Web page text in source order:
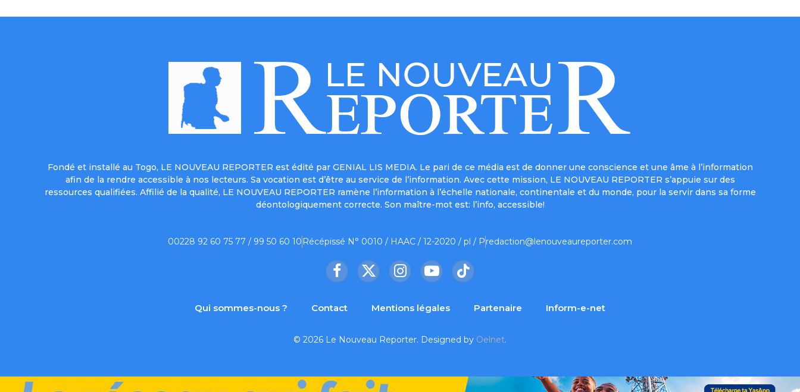
Fondé et installé au Togo, LE NOUVEAU REPORTER est édité par GENIAL LIS MEDIA. Le pari de ce média est de donner une conscience et une âme à l’information
afin de la rendre accessible à nos lecteurs. Sa vocation est d’être au service de l’information. Avec cette mission, LE NOUVEAU REPORTER s’appuie sur des
ressources qualifiées. Affilié de la qualité, LE NOUVEAU REPORTER ramène l’information à l’échelle nationale, continentale et du monde, pour la servir dans sa forme
déontologiquement correcte. Son maître-mot est: l’info, accessible!
00228 92 60 75 77 / 99 50 60 10 Récépissé N° 0010 / HAAC / 12-2020 / pl / Predaction@lenouveaureporter.com
Facebook
X
InstagramYouTubeTikTok
Qui sommes-nous ? Contact Mentions légales Partenaire Inform-e-net
© 2026 Le Nouveau Reporter. Designed by Oelnet.